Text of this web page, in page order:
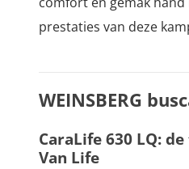
prestaties van deze
WEINSBERG
CaraLife 630 LQ:
Van Life